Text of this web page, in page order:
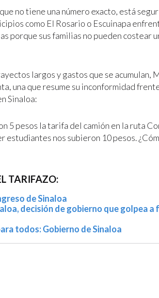
no tiene una número exacto, está
como El Rosario o Escuinapa
porque sus familias no pueden costear
largos y gastos que se acumulan,
una que resume su inconformidad
Sinaloa:
5 pesos la tarifa del camión en la ruta
nos subieron 10 pesos.
TARIFAZO:
de Sinaloa
decisión de gobierno que golpea a
todos: Gobierno de Sinaloa